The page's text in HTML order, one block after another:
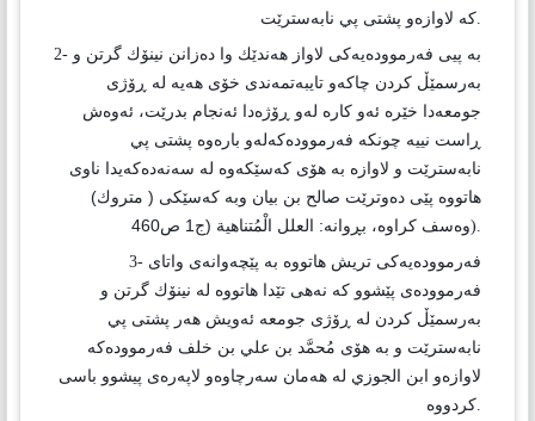
كه‌ لاوازه‌و پشتى پي نابه‌سترێت.
2- به‌ پيى فه‌رمووده‌يه‌كى لاواز هه‌ندێك وا ده‌زانن نينۆك گرتن و
به‌رسمێڵ كردن چاكه‌و تايبه‌تمه‌ندى خۆى هه‌يه‌ له‌ ڕۆژى
جومعه‌دا خێره‌ ئه‌و كاره‌ له‌و ڕۆژه‌دا ئه‌نجام بدرێت، ئه‌وه‌ش
ڕاست نييه‌ چونكه‌ فه‌رمووده‌كه‌له‌و باره‌وه‌ پشتى پي
نابه‌سترێت و لاوازه‌ به‌ هۆى كه‌سێكه‌وه‌ له‌ سه‌نه‌ده‌كه‌يدا ناوى
هاتووه‌ پێى ده‌وترێت صالح بن بيان وبه‌ كه‌سێكى ( متروك)
وه‌سف كراوه‌، بڕوانه‌: العلل الْمُتناهية (ج1 ص460).
3- فه‌رمووده‌يه‌كى تريش هاتووه‌ به‌ پێچه‌وانه‌ى واتاى
فه‌رمووده‌ى پێشوو كه‌ نه‌هى تێدا هاتووه‌ له‌ نينۆك گرتن و
به‌رسمێڵ كردن له‌ ڕۆژى جومعه‌ ئه‌ويش هه‌ر پشتى پي
نابه‌سترێت و به‌ هۆى مُحمَّد بن علي بن خلف فه‌رمووده‌كه‌
لاوازه‌و ابن الجوزي له‌ هه‌مان سه‌رچاوه‌و لاپه‌ره‌ى پيشوو باسى
.